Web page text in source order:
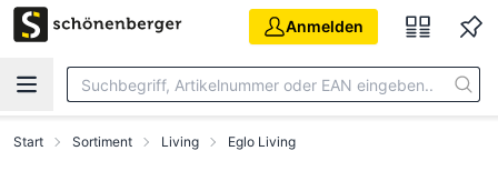
Zum Hauptinhalt springen
Anmelden
Start Sortiment Living Eglo Living